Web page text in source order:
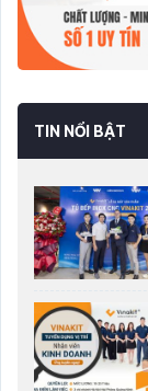
TIN NỔI BẬT